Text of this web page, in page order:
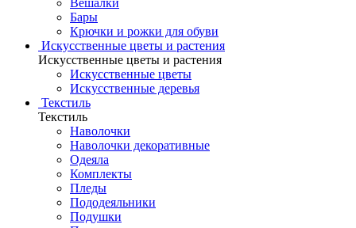
Вешалки
Бары
Крючки и рожки для обуви
Искусственные цветы и растения
Искусственные цветы и растения
Искусственные цветы
Искусcтвенные деревья
Текстиль
Текстиль
Наволочки
Наволочки декоративные
Одеяла
Комплекты
Пледы
Пододеяльники
Подушки